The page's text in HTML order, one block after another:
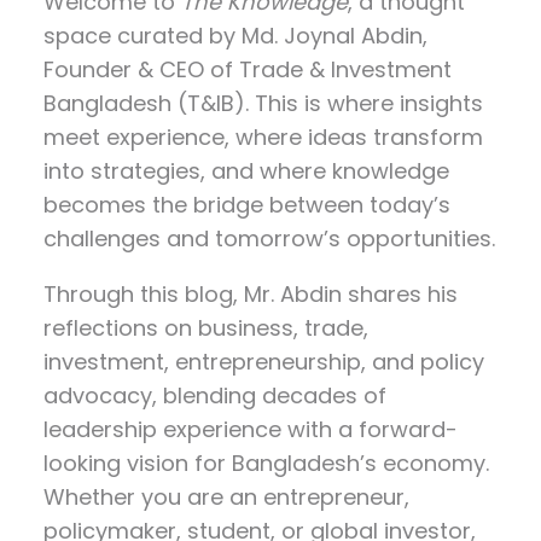
space curated by Md. Joynal Abdin,
Founder & CEO of Trade & Investment
Bangladesh (T&IB). This is where insights
meet experience, where ideas transform
into strategies, and where knowledge
becomes the bridge between today’s
challenges and tomorrow’s opportunities.
Through this blog, Mr. Abdin shares his
reflections on business, trade,
investment, entrepreneurship, and policy
advocacy, blending decades of
leadership experience with a forward-
looking vision for Bangladesh’s economy.
Whether you are an entrepreneur,
policymaker, student, or global investor,